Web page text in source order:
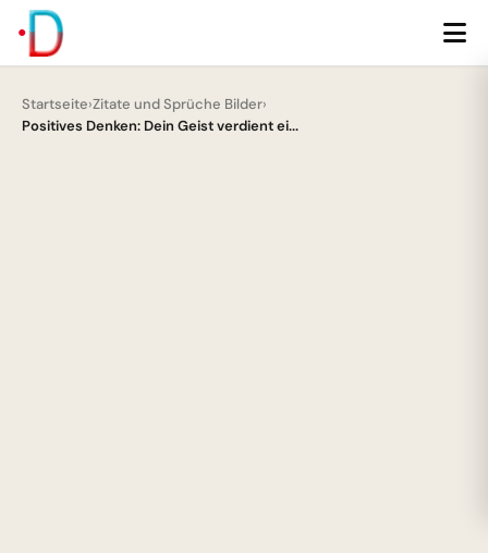
Startseite›Zitate und Sprüche Bilder›
Positives Denken: Dein Geist verdient ei...